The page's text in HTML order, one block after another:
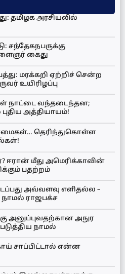
தமிழக அரசியலில்
சந்தேகநபருக்கு
கைது
மரக்கறி ஏற்றிச் சென்ற
உயிரிழப்பு
நாட்டை வந்தடைந்தன;
அத்தியாயம்!
தெரிந்துகொள்ள
ஈரான் மீது அமெரிக்காவின்
பதற்றம்
அவ்வளவு எளிதல்ல –
நாமல் ராஜபக்ச
அனுப்புவதற்கான அநுர
நாமல்
சாப்பிட்டால் என்ன